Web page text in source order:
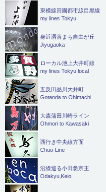
東横線田園都市線目黒線
my lines Tokyu
身近洒落まち自由が丘
Jiyugaoka
ローカル池上大井町線
my lines Tokyu local
五反田品川大井町
Gotanda to Ohimachi
大森蒲田川崎ライン
Ohmori to Kawasaki
西行き中央線方面
Chuo-Line
沿線巡る小田急京王
Odakyu,Keio